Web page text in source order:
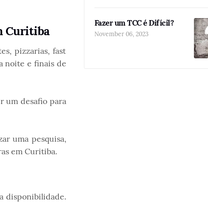
Curitiba
pizzarias, fast
noite e finais de
um desafio para
uma pesquisa,
em Curitiba.
disponibilidade.
Fazer um TCC é Difícil?
November 06, 2023